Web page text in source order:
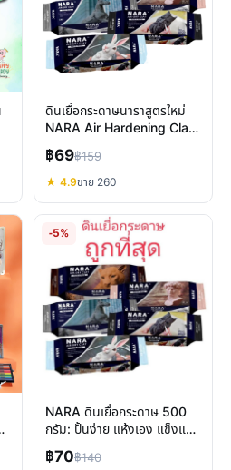
ดินเยื่อกระดาษนาราสูตรใหม่
NARA Air Hardening Clay
500g ปั้นง่าย แข็งแรง
ทนทาน
฿69฿159
★ 4.9ขาย 260
-5%
NARA ดินเยื่อกระดาษ 500
กรัม: ปั้นง่าย แห้งเอง แข็งแรง
ไม่ต้องอบ
฿70฿140